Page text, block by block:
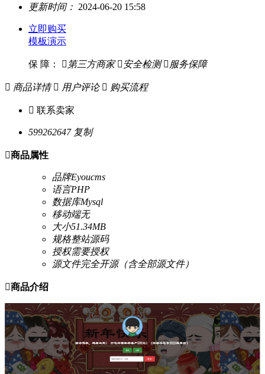
更新时间： 2024-06-20 15:58
立即购买
模板演示
保 障：  第三方商家  安全检测  服务保障
 商品详情  用户评论  购买流程
 联系卖家
599262647 复制
商品属性
品牌Eyoucms
语言PHP
数据库Mysql
移动端无
大小51.34MB
规格整站源码
授权需要授权
源文件完全开源（含全部源文件）
商品介绍